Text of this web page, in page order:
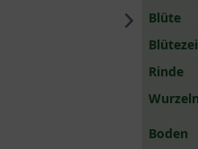
Blüte
Rinde
Wurzeln
Boden